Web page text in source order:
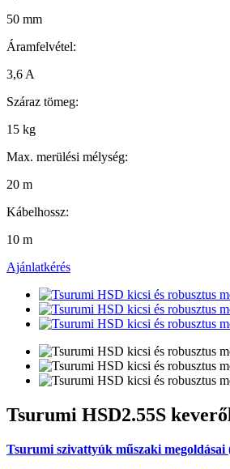
50 mm
Áramfelvétel:
3,6 A
Száraz tömeg:
15 kg
Max. merülési mélység:
20 m
Kábelhossz:
10 m
Ajánlatkérés
Tsurumi HSD2.55S
Tsurumi szivattyúk műszaki